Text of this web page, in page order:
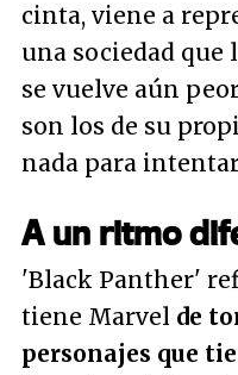
cinta, viene a
una sociedad que
se vuelve aún
son los de su
nada para
A un ritmo
'Black Panther'
tiene Marvel de
personajes que